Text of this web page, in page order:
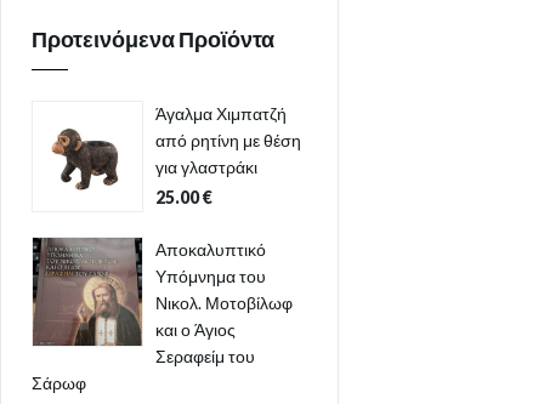
Προτεινόμενα Προϊόντα
Άγαλμα Χιμπατζή
από ρητίνη με θέση
για γλαστράκι
25.00€
Αποκαλυπτικό
Υπόμνημα του
Νικολ. Μοτοβίλωφ
και ο Άγιος
Σεραφείμ του
Σάρωφ